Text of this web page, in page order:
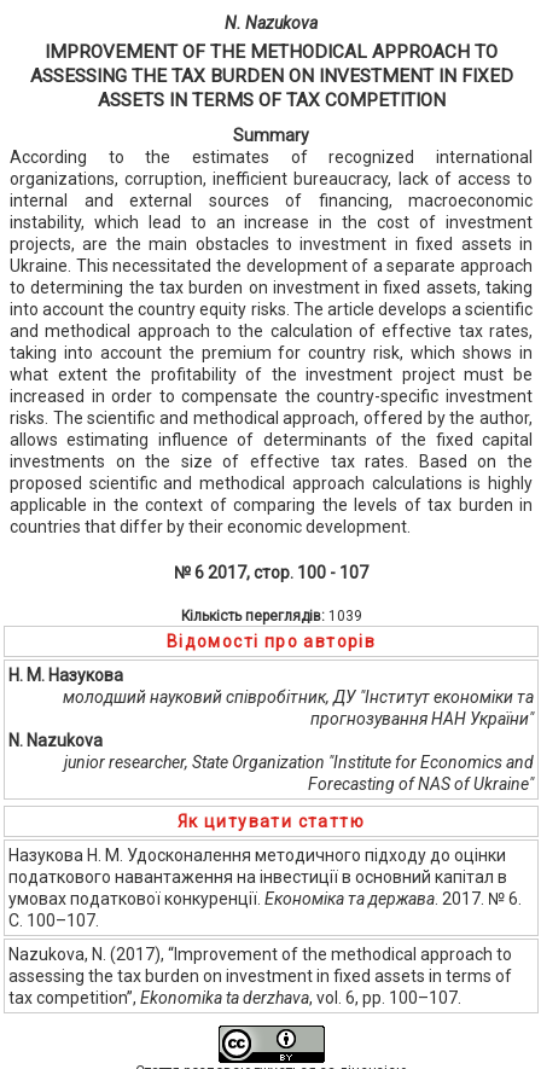
N. Nazukova
IMPROVEMENT OF THE METHODICAL APPROACH TO
ASSESSING THE TAX BURDEN ON INVESTMENT IN FIXED
ASSETS IN TERMS OF TAX COMPETITION
Summary
According to the estimates of recognized international
organizations, corruption, inefficient bureaucracy, lack of access to
internal and external sources of financing, macroeconomic
instability, which lead to an increase in the cost of investment
projects, are the main obstacles to investment in fixed assets in
Ukraine. This necessitated the development of a separate approach
to determining the tax burden on investment in fixed assets, taking
into account the country equity risks. The article develops a scientific
and methodical approach to the calculation of effective tax rates,
taking into account the premium for country risk, which shows in
what extent the profitability of the investment project must be
increased in order to compensate the country-specific investment
risks. The scientific and methodical approach, offered by the author,
allows estimating influence of determinants of the fixed capital
investments on the size of effective tax rates. Based on the
proposed scientific and methodical approach calculations is highly
applicable in the context of comparing the levels of tax burden in
countries that differ by their economic development.
№ 6 2017, стор. 100 - 107
Кількість переглядів: 1039
Відомості про авторів
Н. М. Назукова
молодший науковий співробітник, ДУ "Інститут економіки та
прогнозування НАН України"
N. Nazukova
junior researcher, State Organization "Institute for Economics and
Forecasting of NAS of Ukraine"
Як цитувати статтю
Назукова Н. М. Удосконалення методичного підходу до оцінки
податкового навантаження на інвестиції в основний капітал в
умовах податкової конкуренції. Економіка та держава . 2017. № 6.
С. 100–107.
Nazukova, N. (2017), “Improvement of the methodical approach to
assessing the tax burden on investment in fixed assets in terms of
tax competition”, Ekonomika ta derzhava, vol. 6, pp. 100–107.